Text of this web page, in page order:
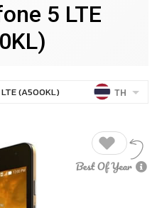
5 LTE
(A500KL) TH